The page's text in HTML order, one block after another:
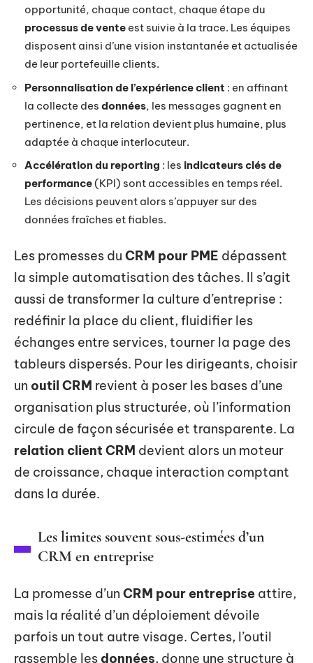
opportunité, chaque contact, chaque étape du
processus de vente est suivie à la trace. Les équipes
disposent ainsi d’une vision instantanée et actualisée
de leur portefeuille clients.
Personnalisation de l’expérience client : en affinant
la collecte des données, les messages gagnent en
pertinence, et la relation devient plus humaine, plus
adaptée à chaque interlocuteur.
Accélération du reporting : les indicateurs clés de
performance(KPI) sont accessibles en temps réel.
Les décisions peuvent alors s’appuyer sur des
données fraîches et fiables.
Les promesses du CRM pour PME dépassent
la simple automatisation des tâches. Il s’agit
aussi de transformer la culture d’entreprise :
redéfinir la place du client, fluidifier les
échanges entre services, tourner la page des
tableurs dispersés. Pour les dirigeants, choisir
un outil CRM revient à poser les bases d’une
organisation plus structurée, où l’information
circule de façon sécurisée et transparente. La
relation client CRM devient alors un moteur
de croissance, chaque interaction comptant
dans la durée.
Les limites souvent sous-estimées d’un
CRM en entreprise
La promesse d’un CRM pour entreprise attire,
mais la réalité d’un déploiement dévoile
parfois un tout autre visage. Certes, l’outil
rassemble les données, donne une structure à